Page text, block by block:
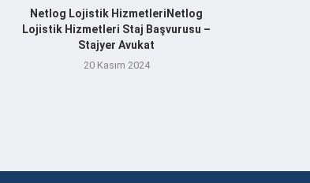
Netlog Lojistik HizmetleriNetlog
Lojistik Hizmetleri Staj Başvurusu –
Stajyer Avukat
20 Kasım 2024